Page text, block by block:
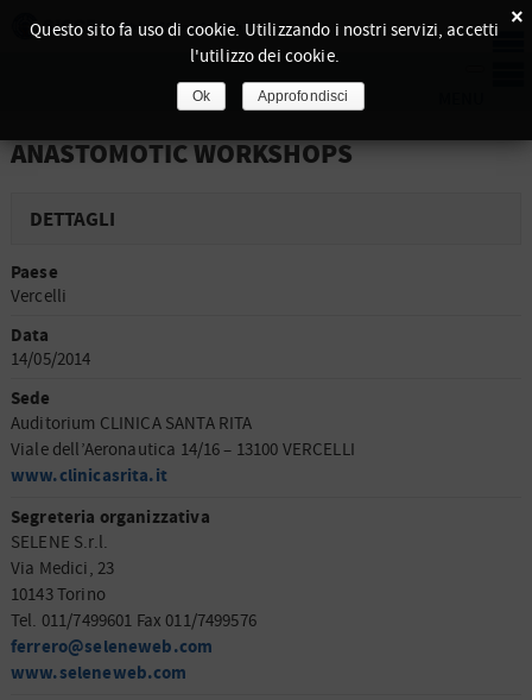
ANASTOMOTIC WORKSHOPS
DETTAGLI
Paese
Vercelli
Data
14/05/2014
Sede
Auditorium CLINICA SANTA RITA
Viale dell’Aeronautica 14/16 – 13100 VERCELLI
www.clinicasrita.it
Segreteria organizzativa
SELENE S.r.l.
Via Medici, 23
10143 Torino
Tel. 011/7499601 Fax 011/7499576
ferrero@seleneweb.com
www.seleneweb.com
×
Questo sito fa uso di cookie. Utilizzando i nostri servizi, accetti
l'utilizzo dei cookie.
Ok Approfondisci